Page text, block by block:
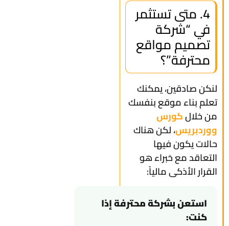
4. متى تستثمر
في “شركة
تصميم مواقع
محترفة”؟
لنكن صادقين، يمكنك
تعلم بناء موقع بنفسك
من خلالكورس
ووردبريس، لكن هناك
حالات يكون فيها
التعاقد مع خبراء هو
القرار الأذكى مالياً:
استعن بشركة محترفة إذا
كنت: